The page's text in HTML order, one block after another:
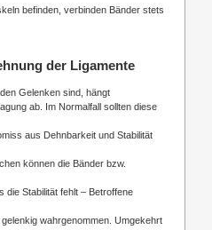
befinden, verbinden Bänder stets
der Ligamente
Gelenken sind, hängt
ab. Im Normalfall sollten diese
aus Dehnbarkeit und Stabilität
können die Bänder bzw.
die Stabilität fehlt – Betroffene
wahrgenommen. Umgekehrt